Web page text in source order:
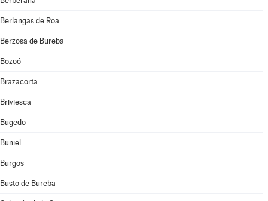
Berlangas de Roa
Berzosa de Bureba
Bozoó
Brazacorta
Briviesca
Bugedo
Buniel
Burgos
Busto de Bureba